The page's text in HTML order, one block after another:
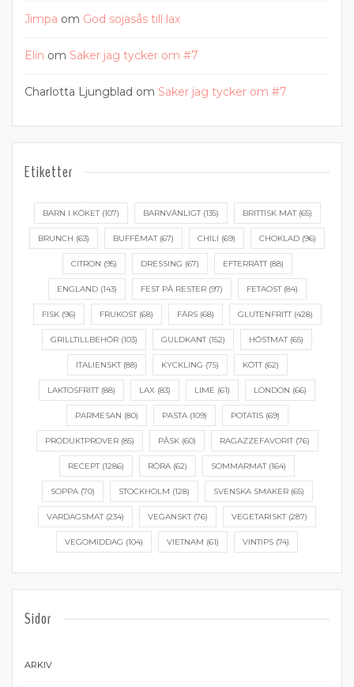
Jimpa om God sojasås till lax
Elin om Saker jag tycker om #7
Charlotta Ljungblad om Saker jag tycker om #7
Etiketter
BARN I KÖKET(107) BARNVÄNLIGT(135) BRITTISK MAT(65)
BRUNCH (63) BUFFÉMAT(67) CHILI (69) CHOKLAD (96)
CITRON (95) DRESSING (67) EFTERRÄTT(88)
ENGLAND(143) FEST PÅ RESTER(97) FETAOST(84)
FISK(96) FRUKOST(68) FÄRS(68) GLUTENFRITT(428)
GRILLTILLBEHÖR (103) GULDKANT(152) HÖSTMAT(65)
ITALIENSKT(88) KYCKLING (75) KÖTT(62)
LAKTOSFRITT(88) LAX (83) LIME (61) LONDON (66)
PARMESAN (80) PASTA(109) POTATIS(69)
PRODUKTPROVER(85) PÅSK(60) RAGAZZEFAVORIT(76)
RECEPT(1286) RÖRA (62) SOMMARMAT(164)
SOPPA(70) STOCKHOLM (128) SVENSKA SMAKER(65)
VARDAGSMAT(234) VEGANSKT(76) VEGETARISKT(287)
VEGOMIDDAG (104) VIETNAM (61) VINTIPS (74)
Sidor
ARKIV